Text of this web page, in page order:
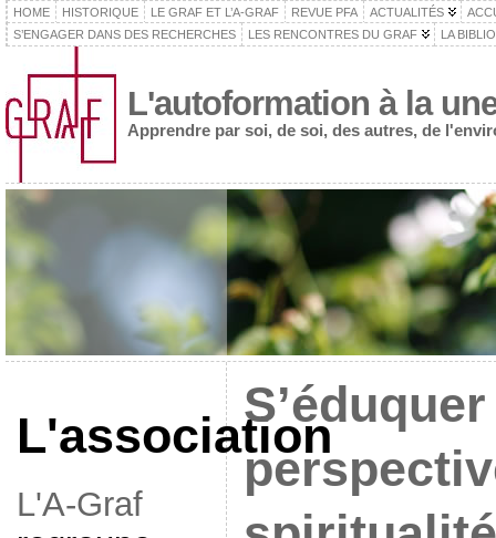
HOME HISTORIQUE LE GRAF ET L’A-GRAF REVUE PFA ACTUALITÉS
S’ENGAGER DANS DES RECHERCHES
LES RENCONTRES DU GRAF LA
L'autoformation à la
Apprendre par soi, de soi, des autres, de
L'association
L'A-Graf